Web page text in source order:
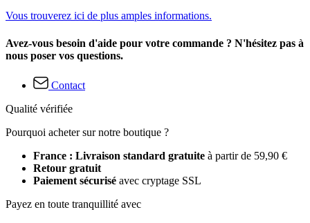
Vous trouverez ici de plus amples informations.
Avez-vous besoin d'aide pour votre commande ? N'hésitez pas à
nous poser vos questions.
Contact
Qualité vérifiée
Pourquoi acheter sur notre boutique ?
France : Livraison standard gratuite à partir de 59,90 €
Retour gratuit
Paiement sécurisé avec cryptage SSL
Payez en toute tranquillité avec